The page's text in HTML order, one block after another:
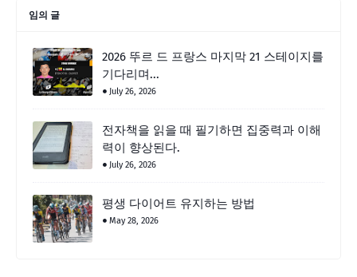
임의 글
2026 뚜르 드 프랑스 마지막 21 스테이지를
기다리며...
July 26, 2026
전자책을 읽을 때 필기하면 집중력과 이해
력이 향상된다.
July 26, 2026
평생 다이어트 유지하는 방법
May 28, 2026